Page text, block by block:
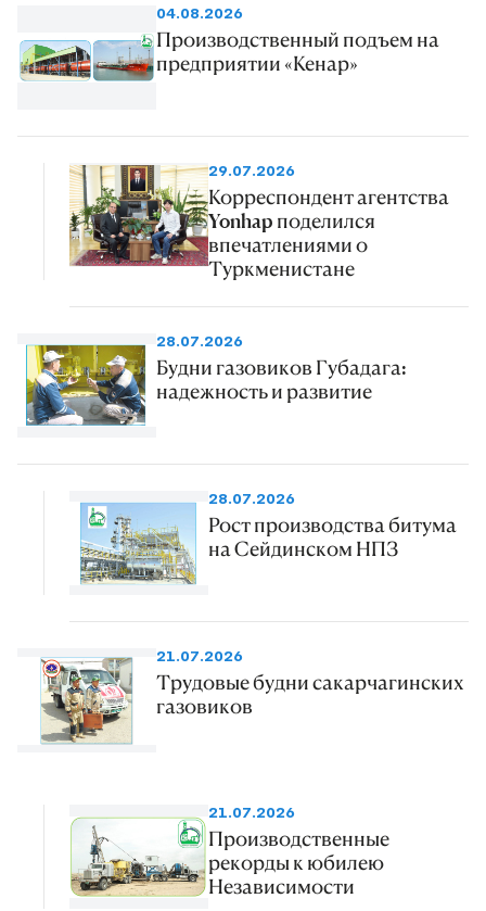
миллионов 128 тысяч манатов
капитальных инвестиций.
04.08.2026
Производственный подъем на
предприятии «Кенар»
29.07.2026
Корреспондент агентства
Yonhap поделился
впечатлениями о
Туркменистане
28.07.2026
Будни газовиков Губадага:
надежность и развитие
28.07.2026
Рост производства битума
на Сейдинском НПЗ
21.07.2026
Трудовые будни сакарчагинских
газовиков
21.07.2026
Производственные
рекорды к юбилею
Независимости